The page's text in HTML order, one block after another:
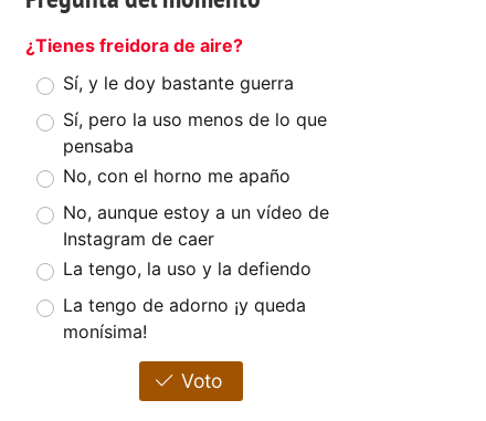
¿Tienes freidora de aire?
Sí, y le doy bastante guerra
Sí, pero la uso menos de lo que
pensaba
No, con el horno me apaño
No, aunque estoy a un vídeo de
Instagram de caer
La tengo, la uso y la defiendo
La tengo de adorno ¡y queda
monísima!
Voto